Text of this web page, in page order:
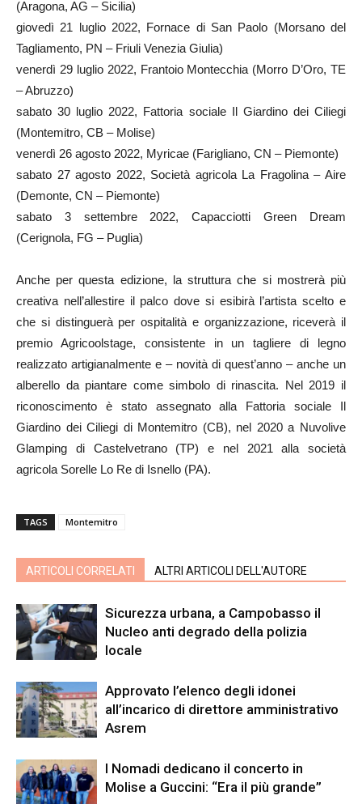
(Aragona, AG – Sicilia)
giovedì 21 luglio 2022, Fornace di San Paolo (Morsano del
Tagliamento, PN – Friuli Venezia Giulia)
venerdì 29 luglio 2022, Frantoio Montecchia (Morro D’Oro, TE
– Abruzzo)
sabato 30 luglio 2022, Fattoria sociale Il Giardino dei Ciliegi
(Montemitro, CB – Molise)
venerdì 26 agosto 2022, Myricae (Farigliano, CN – Piemonte)
sabato 27 agosto 2022, Società agricola La Fragolina – Aire
(Demonte, CN – Piemonte)
sabato 3 settembre 2022, Capacciotti Green Dream
(Cerignola, FG – Puglia)
Anche per questa edizione, la struttura che si mostrerà più
creativa nell’allestire il palco dove si esibirà l’artista scelto e
che si distinguerà per ospitalità e organizzazione, riceverà il
premio Agricoolstage, consistente in un tagliere di legno
realizzato artigianalmente e – novità di quest’anno – anche un
alberello da piantare come simbolo di rinascita. Nel 2019 il
riconoscimento è stato assegnato alla Fattoria sociale Il
Giardino dei Ciliegi di Montemitro (CB), nel 2020 a Nuvolive
Glamping di Castelvetrano (TP) e nel 2021 alla società
agricola Sorelle Lo Re di Isnello (PA).
TAGS Montemitro
ARTICOLI CORRELATI ALTRI ARTICOLI DELL'AUTORE
Sicurezza urbana, a Campobasso il
Nucleo anti degrado della polizia
locale
Approvato l’elenco degli idonei
all’incarico di direttore amministrativo
Asrem
I Nomadi dedicano il concerto in
Molise a Guccini: “Era il più grande”